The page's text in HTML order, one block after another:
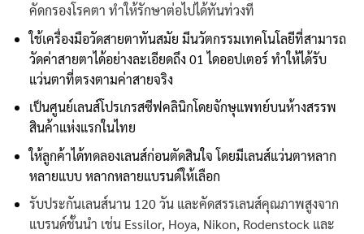
คัดกรองโรคตา ทำให้รักษาต่อไปได้ทันท่วงที
ใช้เครื่องมือวัดสายตาทันสมัย มีนวัตกรรมเทคโนโลยีที่สามารถ
วัดค่าสายตาได้อย่างละเอียดถึง 01 ไดออปเตอร์ ทำให้ได้รับ
แว่นตาที่ตรงตามค่าสายจริง
เป็นศูนย์เลนส์โปรเกรสซีฟคลินิกโดยจักษุแพทย์บนห้างสรรพ
สินค้าแห่งแรกในไทย
ให้ลูกค้าได้ทดลองเลนส์ก่อนตัดสินใจ โดยมีเลนส์แว่นตาหลาก
หลายแบบ หลากหลายแบรนด์ให้เลือก
รับประกันเลนส์นาน 120 วัน และคัดสรรเลนส์คุณภาพสูงจาก
แบรนด์ชั้นนำ เช่น Essilor, Hoya, Nikon, Rodenstock และ